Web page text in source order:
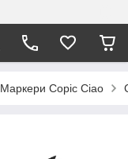
Маркери Copic Сіао